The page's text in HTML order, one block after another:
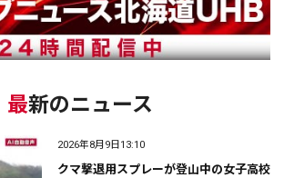
最新のニュース
2026年8月9日13:10
クマ撃退用スプレーが登山中の女子高校